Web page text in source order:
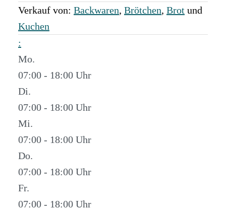
Verkauf von: Backwaren, Brötchen, Brot und
Kuchen
:
Mo.
07:00 - 18:00
Di.
07:00 - 18:00
Mi.
07:00 - 18:00
Do.
07:00 - 18:00
Fr.
07:00 - 18:00